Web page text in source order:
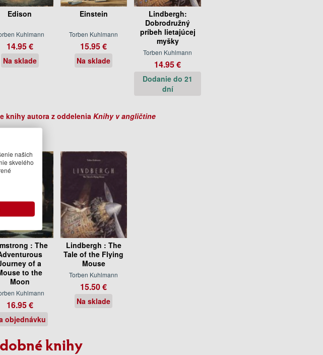
Edison
Kuhlmann
14.95 €
Na sklade
Einstein
Torben Kuhlmann
15.95 €
Na sklade
Lindbergh:
Dobrodružný
príbeh lietajúcej
myšky
Torben Kuhlmann
14.95 €
Dodanie do 21
dní
knihy autora z oddelenia Knihy v angličtine
: The
of a
to the
Moon
Kuhlmann
16.95 €
objednávku
Lindbergh : The
Tale of the Flying
Mouse
Torben Kuhlmann
15.50 €
Na sklade
knihy
našich
skvelého